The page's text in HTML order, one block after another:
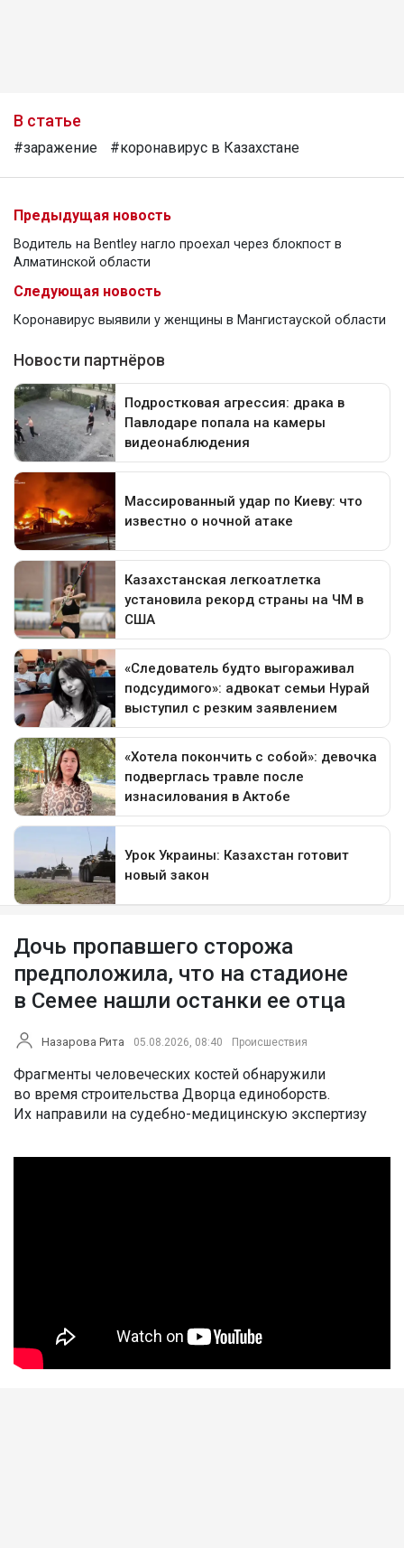
В статье
#заражение #коронавирус в Казахстане
Предыдущая новость
Водитель на Bentley нагло проехал через блокпост в
Алматинской области
Следующая новость
Коронавирус выявили у женщины в Мангистауской области
Дочь пропавшего сторожа
предположила, что на стадионе
в Семее нашли останки ее отца
Назарова Рита 05.08.2026, 08:40 Происшествия
Фрагменты человеческих костей обнаружили
во время строительства Дворца единоборств.
Их направили на судебно-медицинскую экспертизу